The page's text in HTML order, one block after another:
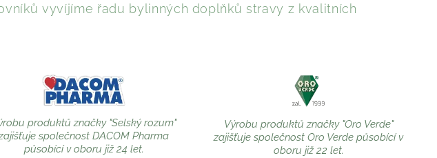
vyvíjíme řadu bylinných doplňků stravy z kvalitních
produktů značky "Selský rozum"
společnost DACOM Pharma
působící v oboru již 24 let.
Výrobu produktů značky "Oro Verde"
zajišťuje společnost Oro Verde působící v
oboru již 22 let.